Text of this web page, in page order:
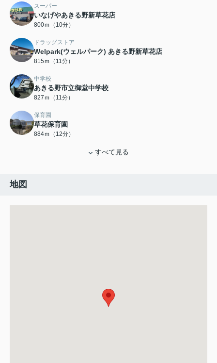
スーパー
いなげやあきる野新草花店
800ｍ（10分）
ドラッグストア
Welpark(ウェルパーク) あきる野新草花店
815ｍ（11分）
中学校
あきる野市立御堂中学校
827ｍ（11分）
保育園
草花保育園
884ｍ（12分）
すべて見る
地図